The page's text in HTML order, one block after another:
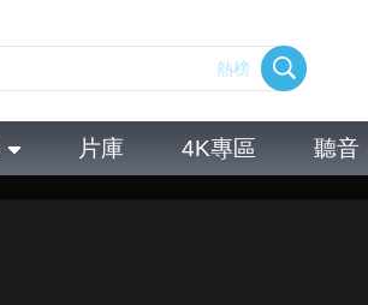
熱榜
片庫 4K專區 聽音